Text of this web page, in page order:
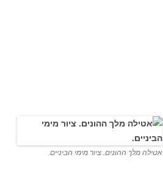
אטילה מלך ההונים. ציור מימי הביניים.